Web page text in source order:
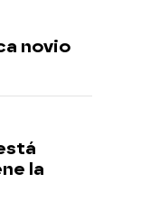
novio
la